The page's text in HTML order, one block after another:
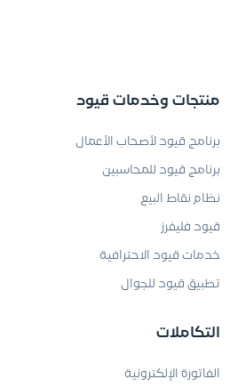
منتجات وخدمات قيود
برنامج قيود لأصحاب الأعمال
برنامج قيود للمحاسبين
نظام نقاط البيع
قيود فليفرز
خدمات قيود الاحترافية
تطبيق قيود للجوال
التكاملات
الفاتورة الإلكترونية